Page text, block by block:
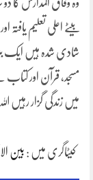
وہ وفاق المدارس کا
بیٹے اعلی تعلیم یافتہ
مسجد، قرآن اور
میں زندگی گزار رہیں
کیٹاگری میں : بین